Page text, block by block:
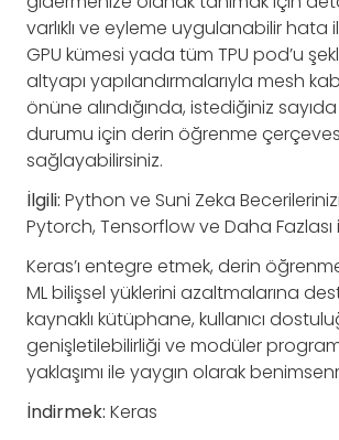
varlıklı ve eyleme uygulanabilir hata
GPU kümesi yada tüm TPU pod’u
altyapı yapılandırmalarıyla mesh
önüne alındığında, istediğiniz sayıda
durumu için derin öğrenme
sağlayabilirsiniz.
İlgili: Python ve Suni Zeka
Pytorch, Tensorflow ve Daha Fazlası
Keras’ı entegre etmek, derin
ML bilişsel yüklerini azaltmalarına
kaynaklı kütüphane, kullanıcı
genişletilebilirliği ve modüler
yaklaşımı ile yaygın olarak
İndirmek: Keras